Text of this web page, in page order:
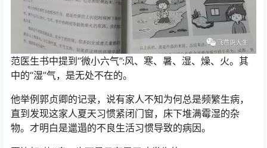
范医生书中提到“微小六气”:风、寒、暑、湿、燥、火。其
中的“湿”气，是无处不在的。
他举例郭贞卿的记录，说有家人不知为何总是频繁生病，
直到发现这家人夏天习惯紧闭门窗，床下堆满霉湿的杂
物。才明白是邋遢的不良生活习惯导致的病因。